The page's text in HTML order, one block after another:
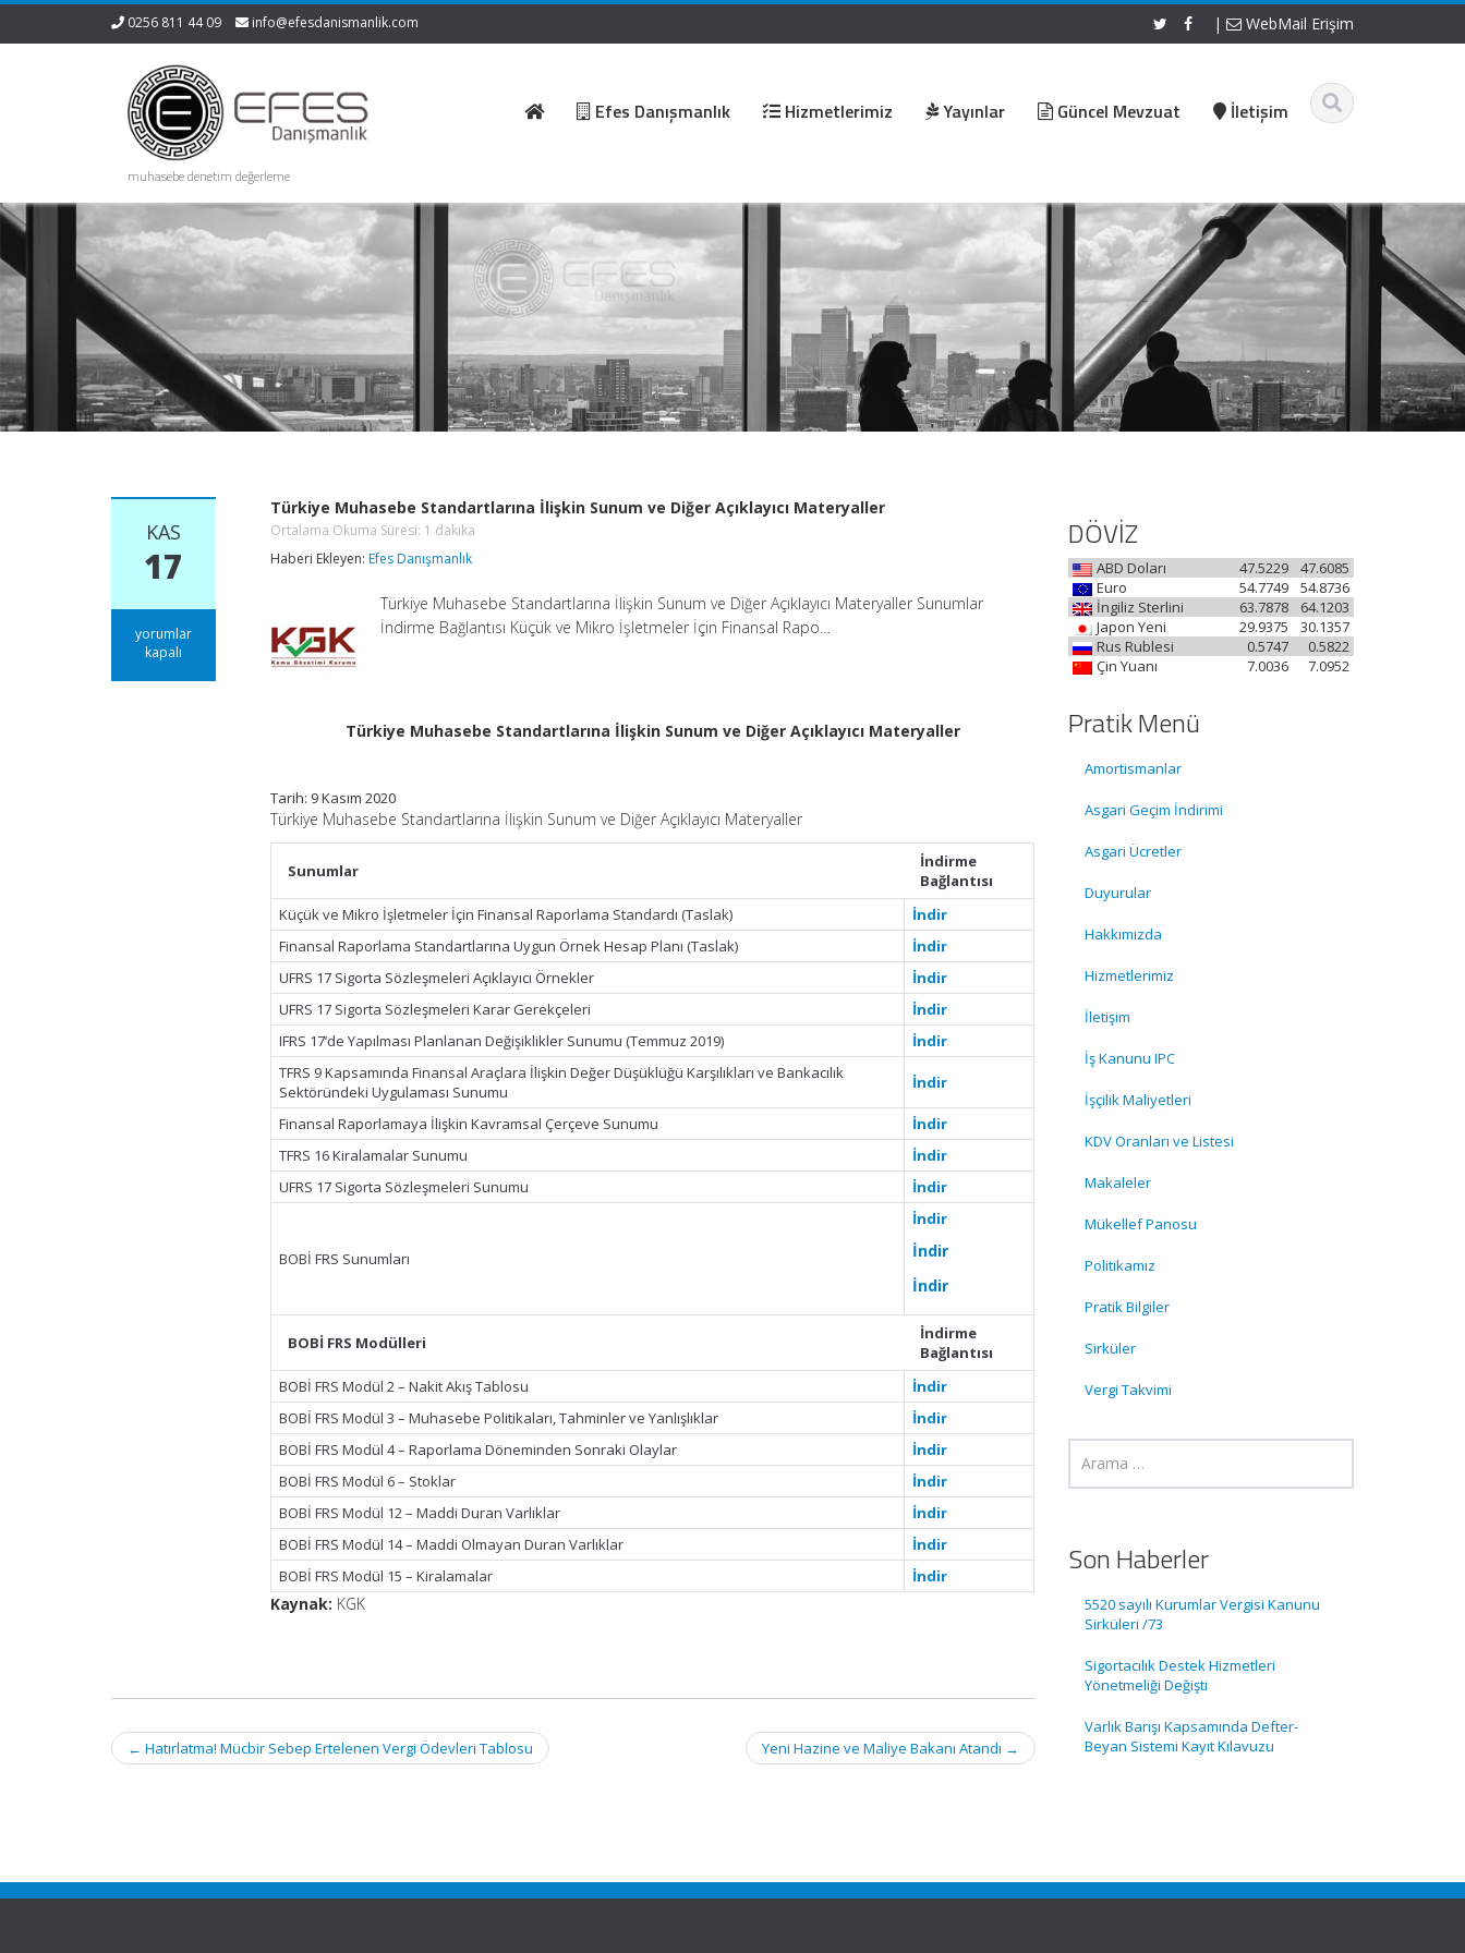
0256 811 44 09 info@efesdanismanlik.com | WebMail Erişim
muhasebe denetim değerleme
Efes Danışmanlık Hizmetlerimiz Yayınlar Güncel Mevzuat İletişim
KAS
17
Türkiye
Muhasebe
yorumlar
kapalı
Türkiye Muhasebe Standartlarına İlişkin Sunum ve Diğer Açıklayıcı Materyaller
Ortalama Okuma Süresi: 1 dakika
Haberi Ekleyen:Efes Danışmanlık
Türkiye Muhasebe Standartlarına İlişkin Sunum ve Diğer Açıklayıcı Materyaller Sunumlar
İndirme Bağlantısı Küçük ve Mikro İşletmeler İçin Finansal Rapo…
Türkiye Muhasebe Standartlarına İlişkin Sunum ve Diğer Açıklayıcı Materyaller
Tarih: 9 Kasım 2020
Türkiye Muhasebe Standartlarına İlişkin Sunum ve Diğer Açıklayıcı Materyaller
Sunumlar
İndirme
Bağlantısı
Küçük ve Mikro İşletmeler İçin Finansal Raporlama Standardı (Taslak)
İndir
Finansal Raporlama Standartlarına Uygun Örnek Hesap Planı (Taslak)
İndir
UFRS 17 Sigorta Sözleşmeleri Açıklayıcı Örnekler
İndir
UFRS 17 Sigorta Sözleşmeleri Karar Gerekçeleri
İndir
IFRS 17’de Yapılması Planlanan Değişiklikler Sunumu (Temmuz 2019)
İndir
TFRS 9 Kapsamında Finansal Araçlara İlişkin Değer Düşüklüğü Karşılıkları ve Bankacılık
Sektöründeki Uygulaması Sunumu
İndir
Finansal Raporlamaya İlişkin Kavramsal Çerçeve Sunumu
İndir
TFRS 16 Kiralamalar Sunumu
İndir
UFRS 17 Sigorta Sözleşmeleri Sunumu
İndir
BOBİ FRS Sunumları
İndir
İndir
İndir
BOBİ FRS Modülleri
İndirme
Bağlantısı
BOBİ FRS Modül 2 – Nakit Akış Tablosu
İndir
BOBİ FRS Modül 3 – Muhasebe Politikaları, Tahminler ve Yanlışlıklar
İndir
BOBİ FRS Modül 4 – Raporlama Döneminden Sonraki Olaylar
İndir
BOBİ FRS Modül 6 – Stoklar
İndir
BOBİ FRS Modül 12 – Maddi Duran Varlıklar
İndir
BOBİ FRS Modül 14 – Maddi Olmayan Duran Varlıklar
İndir
BOBİ FRS Modül 15 – Kiralamalar
İndir
Kaynak: KGK
Post
navigation
← Hatırlatma! Mücbir Sebep Ertelenen Vergi Ödevleri Tablosu Yeni Hazine ve Maliye Bakanı Atandı →
DÖVİZ
ABD Doları 47.6085
47.5229
Euro
54.8736
54.7749
İngiliz Sterlini
64.1203
63.7878
Japon Yeni
30.1357
29.9375
Rus Rublesi
0.5822
0.5747
Çin Yuanı
7.0952
7.0036
Pratik Menü
Amortismanlar
Asgari Geçim İndirimi
Asgari Ücretler
Duyurular
Hakkımızda
Hizmetlerimiz
İletişim
İş Kanunu IPC
İşçilik Maliyetleri
KDV Oranları ve Listesi
Makaleler
Mükellef Panosu
Politikamız
Pratik Bilgiler
Sirküler
Vergi Takvimi
Son Haberler
5520 sayılı Kurumlar Vergisi Kanunu
Sirküleri /73
Sigortacılık Destek Hizmetleri
Yönetmeliği Değişti
Varlık Barışı Kapsamında Defter-
Beyan Sistemi Kayıt Kılavuzu